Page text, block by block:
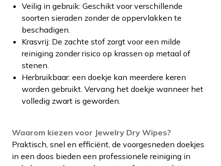
Veilig in gebruik: Geschikt voor verschillende
soorten sieraden zonder de oppervlakken te
beschadigen.
Krasvrij: De zachte stof zorgt voor een milde
reiniging zonder risico op krassen op metaal of
stenen.
Herbruikbaar: een doekje kan meerdere keren
worden gebruikt. Vervang het doekje wanneer het
volledig zwart is geworden.
Waarom kiezen voor Jewelry Dry Wipes?
Praktisch, snel en efficiënt, de voorgesneden doekjes
in een doos bieden een professionele reiniging in